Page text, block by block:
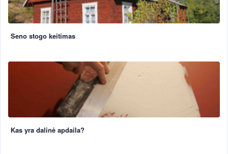
Seno stogo keitimas
Kas yra dalinė apdaila?